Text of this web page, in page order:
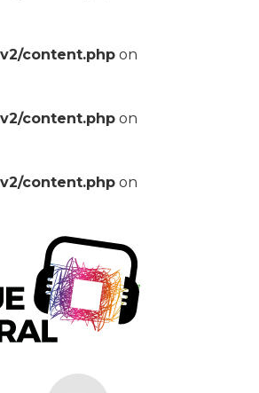
content.php on
content.php on
content.php on